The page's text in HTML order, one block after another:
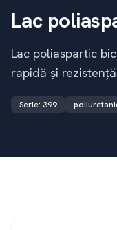
Lac
Lac poliaspartic
rapidă și
Serie: 399